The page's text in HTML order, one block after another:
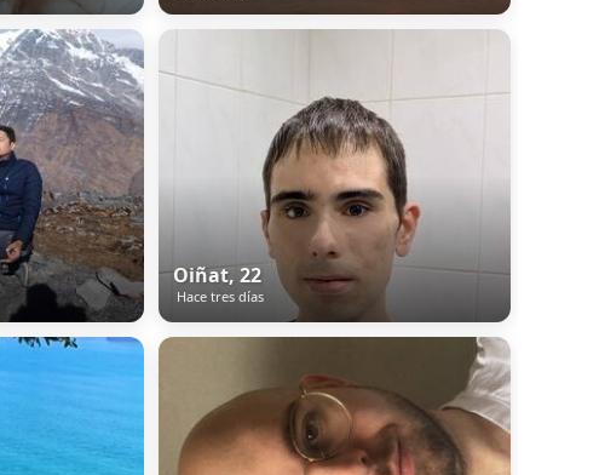
Oiñat, 22
Hace tres días